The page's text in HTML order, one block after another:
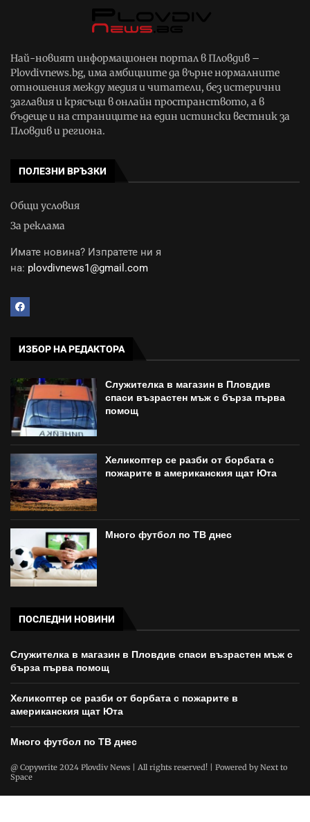
Най-новият информационен портал в Пловдив –
Plovdivnews.bg, има амбициите да върне нормалните
отношения между медия и читатели, без истерични
заглавия и крясъци в онлайн пространството, а в
бъдеще и на страниците на един истински вестник за
Пловдив и региона.
ПОЛЕЗНИ ВРЪЗКИ
Общи условия
За реклама
Имате новина? Изпратете ни я
на: plovdivnews1@gmail.com
ИЗБОР НА РЕДАКТОРА
Служителка в магазин в Пловдив
спаси възрастен мъж с бърза първа
помощ
Хеликоптер се разби от борбата с
пожарите в американския щат Юта
Много футбол по ТВ днес
ПОСЛЕДНИ НОВИНИ
Служителка в магазин в Пловдив спаси възрастен мъж с
бърза първа помощ
Хеликоптер се разби от борбата с пожарите в
американския щат Юта
Много футбол по ТВ днес
@ Copywrite 2024 Plovdiv News | All rights reserved! | Powered byNext to
Space